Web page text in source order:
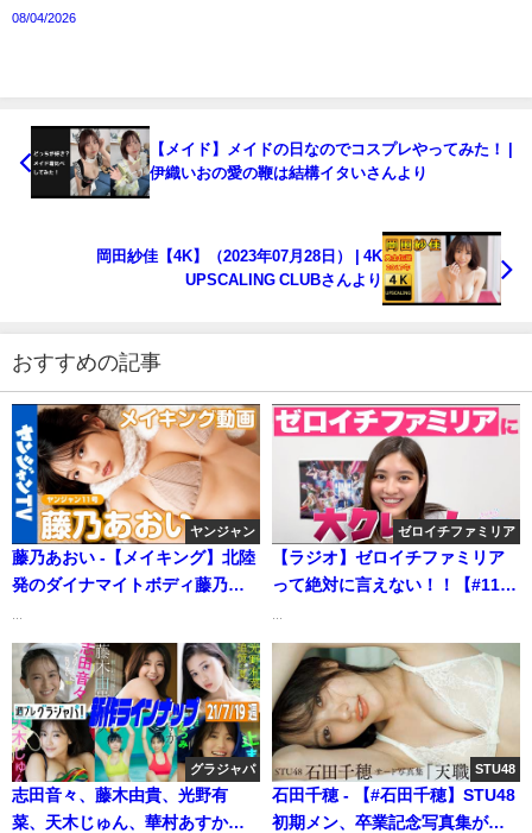
08/04/2026
【メイド】メイドの日なのでコスプレやってみた！ |
伊織いおの愛の鞭は結構イタいさんより
岡田紗佳【4K】（2023年07月28日） | 4K
UPSCALING CLUBさんより
おすすめの記事
ヤンジャン
藤乃あおい -【メイキング】北陸
発のダイナマイトボディ藤乃あ
Fujino（2021年02月10日） | ヤ
ンジャンTV【集英社ヤングジャ
ンプ公式】さんより
ゼロイチファミリア
【ラジオ】ゼロイチファミリア
って絶対に言えない！！【#11
グラジャパ
志田音々、藤木由貴、光野有
菜、天木じゅん、華村あすか＆
STU48
石田千穂 - 【#石田千穂】STU48
初期メン、卒業記念写真集が